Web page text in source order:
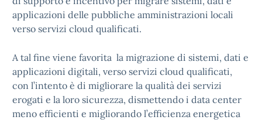
applicazioni delle pubbliche amministrazioni locali
verso servizi cloud qualificati.
A tal fine viene favorita la migrazione di sistemi, dati e
applicazioni digitali, verso servizi cloud qualificati,
con l’intento è di migliorare la qualità dei servizi
erogati e la loro sicurezza, dismettendo i data center
meno efficienti e migliorando l’efficienza energetica